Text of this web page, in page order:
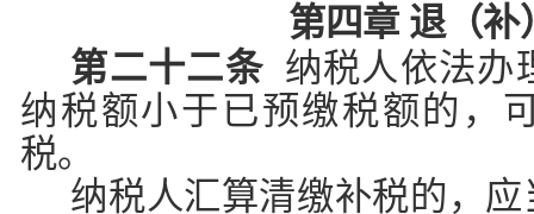
第四章 退（补
第二十二条 纳税人依法办
纳税额小于已预缴税额的，
税。
纳税人汇算清缴补税的，